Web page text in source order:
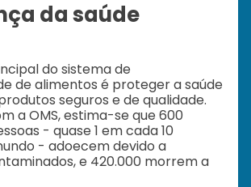
da saúde
do sistema de
de alimentos é proteger a saúde
seguros e de qualidade.
a OMS, estima-se que 600
- quase 1 em cada 10
- adoecem devido a
e 420.000 morrem a